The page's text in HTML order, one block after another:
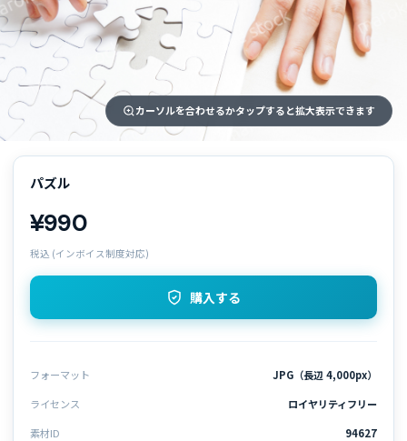
カーソルを合わせるかタップすると拡大表示できます
パズル
¥990
税込 (インボイス制度対応)
購入する
フォーマット
JPG（長辺 4,000px）
ライセンス
ロイヤリティフリー
素材ID
94627